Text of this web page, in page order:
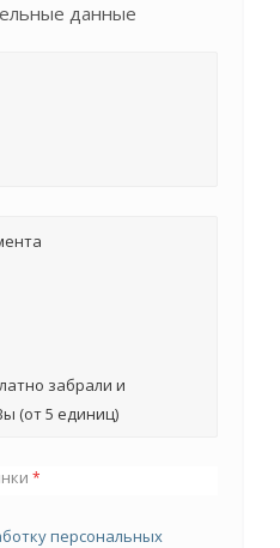
данные
забрали и
(от 5 единиц)
*
персональных